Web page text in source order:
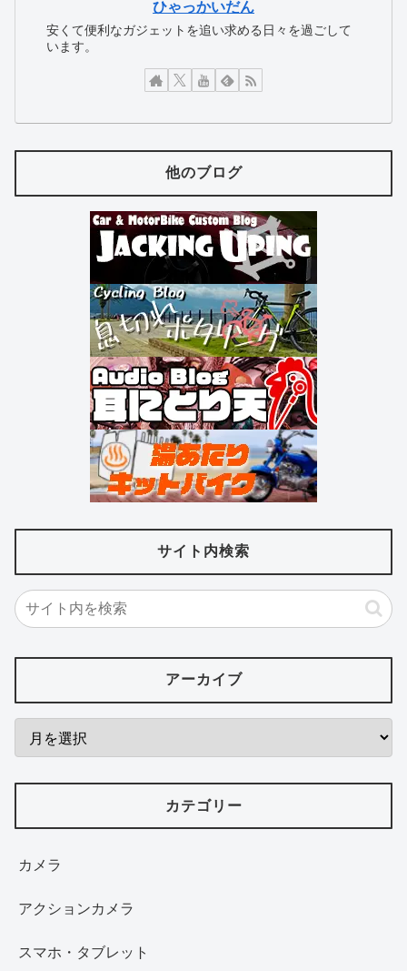
ひゃっかいだん
安くて便利なガジェットを追い求める日々を過ごして
います。
他のブログ
サイト内検索
アーカイブ
カテゴリー
カメラ
アクションカメラ
スマホ・タブレット